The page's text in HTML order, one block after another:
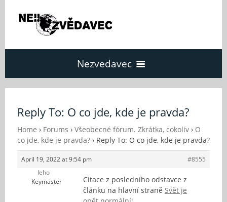
Nezvedavec
Fórum
O Nezvědavci
Kontakt
Reply To: O co jde, kde je pravda?
Home › Forums › Všeobecné fórum. Zkrátka, cokoliv › O
co jde, kde je pravda? › Reply To: O co jde, kde je pravda?
April 19, 2022 at 9:54 pm
#8555
leho
Keymaster
Citace z posledního odstavce z
článku na hlavní straně Svět je